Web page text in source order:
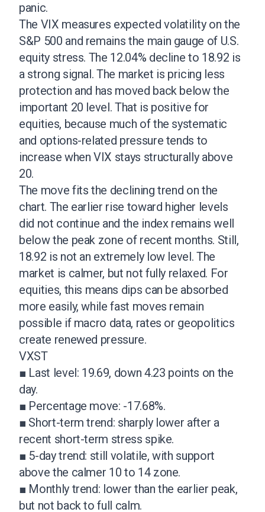
panic.
The VIX measures expected volatility on the
S&P 500 and remains the main gauge of U.S.
equity stress. The 12.04% decline to 18.92 is
a strong signal. The market is pricing less
protection and has moved back below the
important 20 level. That is positive for
equities, because much of the systematic
and options-related pressure tends to
increase when VIX stays structurally above
20.
The move fits the declining trend on the
chart. The earlier rise toward higher levels
did not continue and the index remains well
below the peak zone of recent months. Still,
18.92 is not an extremely low level. The
market is calmer, but not fully relaxed. For
equities, this means dips can be absorbed
more easily, while fast moves remain
possible if macro data, rates or geopolitics
create renewed pressure.
VXST
■ Last level: 19.69, down 4.23 points on the
day.
■ Percentage move: -17.68%.
■ Short-term trend: sharply lower after a
recent short-term stress spike.
■ 5-day trend: still volatile, with support
above the calmer 10 to 14 zone.
■ Monthly trend: lower than the earlier peak,
but not back to full calm.